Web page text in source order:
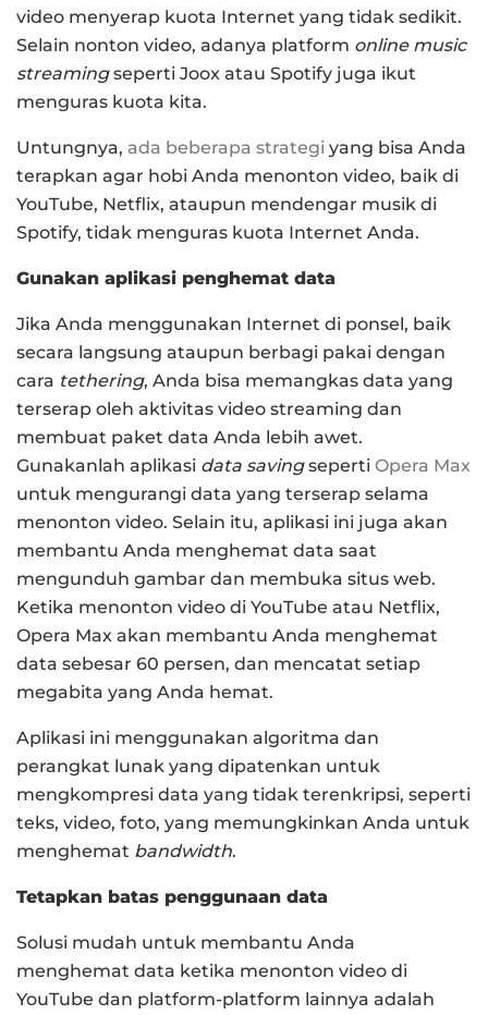
video menyerap kuota Internet yang tidak sedikit.
Selain nonton video, adanya platform online music
streamingseperti Joox atau Spotify juga ikut
menguras kuota kita.
Untungnya, ada beberapa strategi yang bisa Anda
terapkan agar hobi Anda menonton video, baik di
YouTube, Netflix, ataupun mendengar musik di
Spotify, tidak menguras kuota Internet Anda.
Gunakan aplikasi penghemat data
Jika Anda menggunakan Internet di ponsel, baik
secara langsung ataupun berbagi pakai dengan
cara tethering, Anda bisa memangkas data yang
terserap oleh aktivitas video streaming dan
membuat paket data Anda lebih awet.
Gunakanlah aplikasi data savingseperti Opera Max
untuk mengurangi data yang terserap selama
menonton video. Selain itu, aplikasi ini juga akan
membantu Anda menghemat data saat
mengunduh gambar dan membuka situs web.
Ketika menonton video di YouTube atau Netflix,
Opera Max akan membantu Anda menghemat
data sebesar 60 persen, dan mencatat setiap
megabita yang Anda hemat.
Aplikasi ini menggunakan algoritma dan
perangkat lunak yang dipatenkan untuk
mengkompresi data yang tidak terenkripsi, seperti
teks, video, foto, yang memungkinkan Anda untuk
menghemat bandwidth.
Tetapkan batas penggunaan data
Solusi mudah untuk membantu Anda
menghemat data ketika menonton video di
YouTube dan platform-platform lainnya adalah